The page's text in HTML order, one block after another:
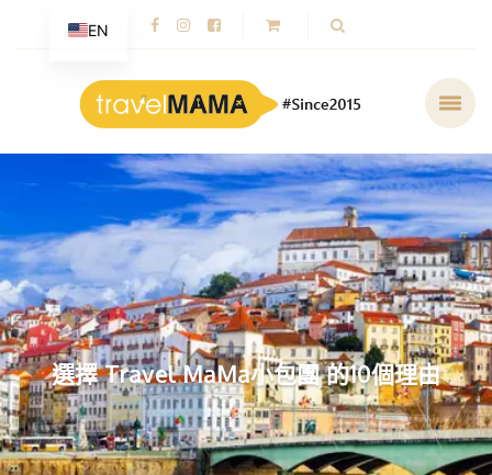
選擇 Travel MaMa小包團 的10個理由
EN